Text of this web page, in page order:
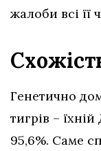
жалоби всі її
Генетично
тигрів –
95,6%. Саме